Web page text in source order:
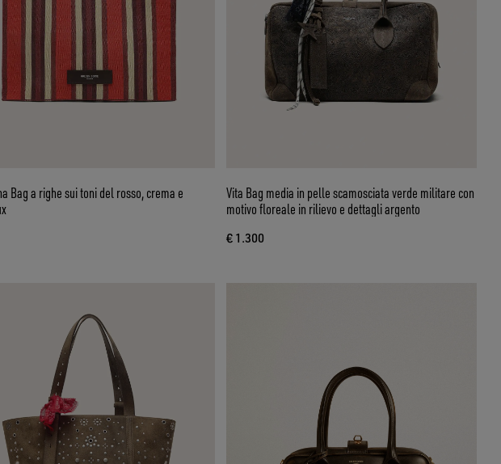
Bag a righe sui toni del rosso, crema e
Vita Bag media in pelle scamosciata verde militare con
motivo floreale in rilievo e dettagli argento
€ 1.300